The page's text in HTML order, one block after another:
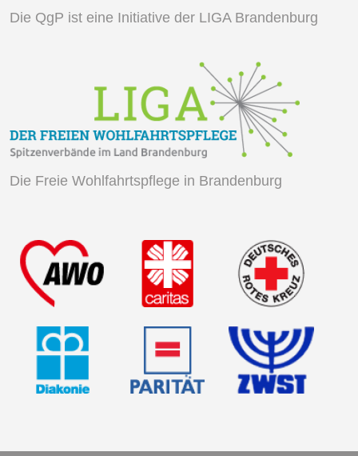
Die QgP ist eine Initiative der LIGA Brandenburg
Die Freie Wohlfahrtspflege in Brandenburg